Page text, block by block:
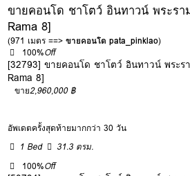
ขายคอนโด ชาโตว์ อินทาวน์ พระรา
Rama 8]
(971 เมตร ==>ขายคอนโด pata_pinklao)
100%Off
[32793] ขายคอนโด ชาโตว์ อินทาวน์ พระร
Rama 8]
ขาย2,960,000 ฿
อัพเดตครั้งสุดท้ายมากกว่า 30 วัน
1 Bed
31.3 ตรม.
100%Off